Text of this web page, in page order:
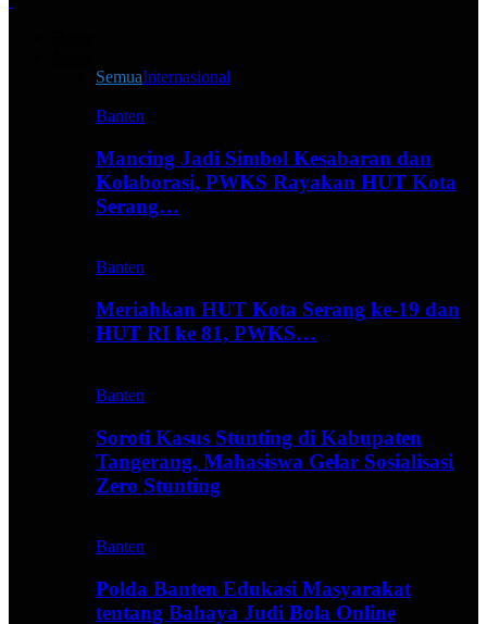
SemuaInternasional
Banten
Mancing Jadi Simbol Kesabaran dan
Kolaborasi, PWKS Rayakan HUT Kota
Serang…
Banten
Meriahkan HUT Kota Serang ke-19 dan
HUT RI ke 81, PWKS…
Banten
Soroti Kasus Stunting di Kabupaten
Tangerang, Mahasiswa Gelar Sosialisasi
Zero Stunting
Banten
Polda Banten Edukasi Masyarakat
tentang Bahaya Judi Bola Online